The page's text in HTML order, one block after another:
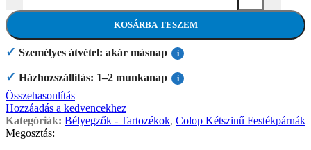
KOSÁRBA TESZEM
✓ Személyes átvétel: akár másnap i
✓ Házhozszállítás: 1–2 munkanap i
Összehasonlítás
Hozzáadás a kedvencekhez
Kategóriák: Bélyegzők - Tartozékok, Colop Kétszinű Festékpárnák
Megosztás: